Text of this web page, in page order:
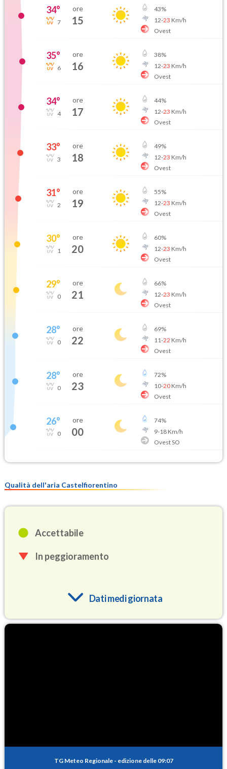
34°
7
ore
15
43%
12-23 Km/h
Ovest
35°
6
ore
16
38%
12-23 Km/h
Ovest
34°
4
ore
17
44%
12-23 Km/h
Ovest
33°
3
ore
18
49%
12-23 Km/h
Ovest
31°
2
ore
19
55%
12-23 Km/h
Ovest
30°
1
ore
20
60%
12-23 Km/h
Ovest
29°
0
ore
21
66%
12-23 Km/h
Ovest
28°
0
ore
22
69%
11-22 Km/h
Ovest
28°
0
ore
23
72%
10-20Km/h
Ovest
26°
0
ore
00
74%
9-18Km/h
Ovest SO
Qualità dell'aria Castelfiorentino
Accettabile
In peggioramento
Dati medi giornata
TG Meteo Regionale - edizione delle 09:07